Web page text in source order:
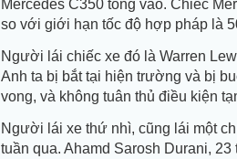
Mercedes C350 tông vào. Chiếc
so với giới hạn tốc độ hợp pháp là
Người lái chiếc xe đó là Warren
Anh ta bị bắt tại hiện trường và bị
vong, và không tuân thủ điều kiện
Người lái xe thứ nhì, cũng lái một
tuần qua. Ahamd Sarosh Durani,